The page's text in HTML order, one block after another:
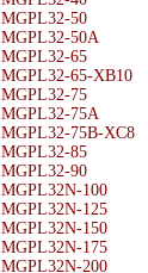
MGPL32-50
MGPL32-50A
MGPL32-65
MGPL32-65-XB10
MGPL32-75
MGPL32-75A
MGPL32-75B-XC8
MGPL32-85
MGPL32-90
MGPL32N-100
MGPL32N-125
MGPL32N-150
MGPL32N-175
MGPL32N-200